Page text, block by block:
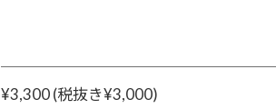
¥3,300 (税抜き¥3,000)